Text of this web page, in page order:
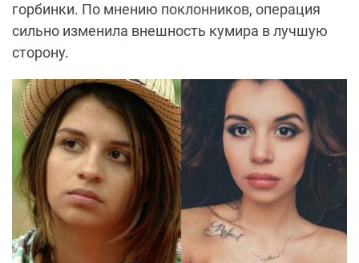
горбинки. По мнению поклонников, операция
сильно изменила внешность кумира в лучшую
сторону.